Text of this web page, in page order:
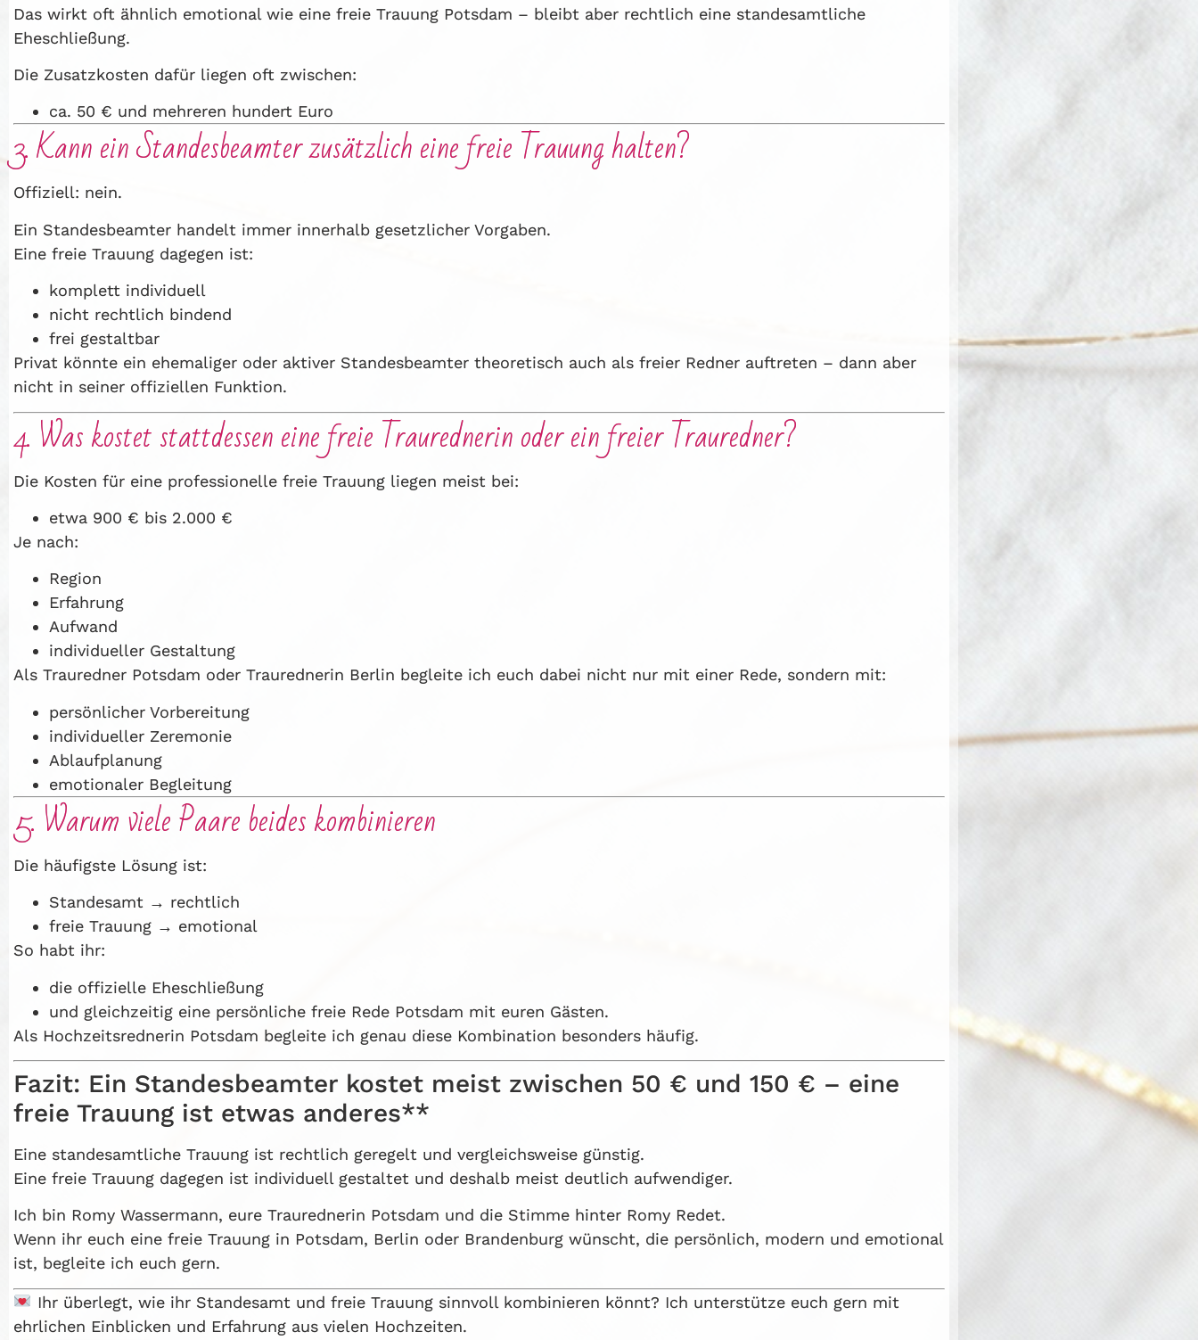
Das wirkt oft ähnlich emotional wie eine freie Trauung Potsdam – bleibt aber rechtlich eine standesamtliche
Eheschließung.
Die Zusatzkosten dafür liegen oft zwischen:
ca. 50 € und mehreren hundert Euro
3. Kann ein Standesbeamter zusätzlich eine freie Trauung halten?
Offiziell: nein.
Ein Standesbeamter handelt immer innerhalb gesetzlicher Vorgaben.
Eine freie Trauung dagegen ist:
komplett individuell
nicht rechtlich bindend
frei gestaltbar
Privat könnte ein ehemaliger oder aktiver Standesbeamter theoretisch auch als freier Redner auftreten – dann aber
nicht in seiner offiziellen Funktion.
4. Was kostet stattdessen eine freie Traurednerin oder ein freier Trauredner?
Die Kosten für eine professionelle freie Trauung liegen meist bei:
etwa 900 € bis 2.000 €
Je nach:
Region
Erfahrung
Aufwand
individueller Gestaltung
Als Trauredner Potsdam oder Traurednerin Berlin begleite ich euch dabei nicht nur mit einer Rede, sondern mit:
persönlicher Vorbereitung
individueller Zeremonie
Ablaufplanung
emotionaler Begleitung
5. Warum viele Paare beides kombinieren
Die häufigste Lösung ist:
Standesamt → rechtlich
freie Trauung → emotional
So habt ihr:
die offizielle Eheschließung
und gleichzeitig eine persönliche freie Rede Potsdam mit euren Gästen.
Als Hochzeitsrednerin Potsdam begleite ich genau diese Kombination besonders häufig.
Fazit: Ein Standesbeamter kostet meist zwischen 50 € und 150 € – eine
freie Trauung ist etwas anderes**
Eine standesamtliche Trauung ist rechtlich geregelt und vergleichsweise günstig.
Eine freie Trauung dagegen ist individuell gestaltet und deshalb meist deutlich aufwendiger.
Ich bin Romy Wassermann, eure Traurednerin Potsdam und die Stimme hinter Romy Redet.
Wenn ihr euch eine freie Trauung in Potsdam, Berlin oder Brandenburg wünscht, die persönlich, modern und emotional
ist, begleite ich euch gern.
Ihr überlegt, wie ihr Standesamt und freie Trauung sinnvoll kombinieren könnt? Ich unterstütze euch gern mit
ehrlichen Einblicken und Erfahrung aus vielen Hochzeiten.